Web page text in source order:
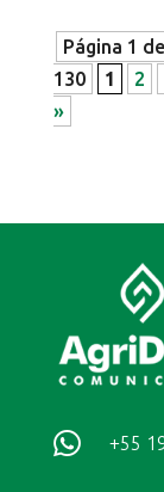
Página 1 de
130
1 2
»
 +55